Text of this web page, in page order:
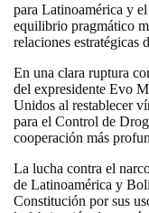
para Latinoamérica y
equilibrio pragmático
relaciones estratégicas
En una clara ruptura
del expresidente Evo
Unidos al restablecer
para el Control de
cooperación más
La lucha contra el
de Latinoamérica y
Constitución por sus